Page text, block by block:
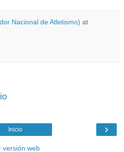
Nacional de Atletismo) at
›
Inicio
versión web